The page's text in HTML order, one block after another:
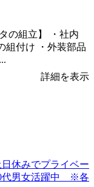
の組立】 ・社内
組付け ・外装部品
詳細を表示